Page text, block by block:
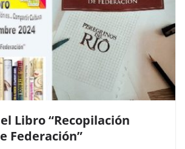
Libro “Recopilación
Federación”